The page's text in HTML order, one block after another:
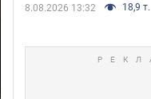
8.08.2026 13:32 18,9 т.